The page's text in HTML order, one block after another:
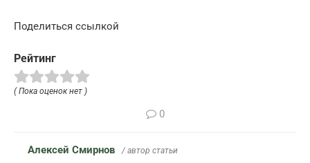
Поделиться ссылкой
Рейтинг
( Пока оценок нет )
0
Алексей Смирнов / автор статьи